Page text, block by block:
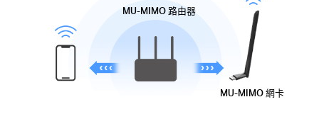
MU-MIMO 路由器
MU-MIMO網卡